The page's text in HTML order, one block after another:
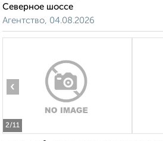
Северное шоссе
Агентство, 04.08.2026
2/11
‹